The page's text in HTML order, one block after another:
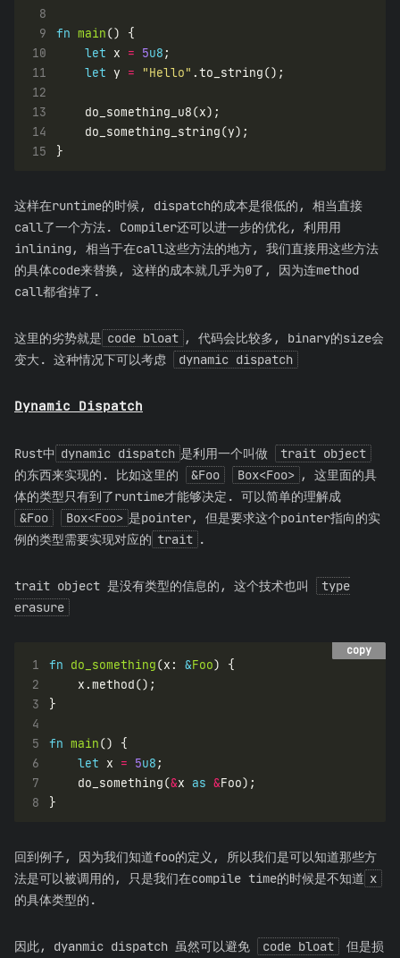
8
9
fn main
10
let x = 5u8
11
let y = "Hello"
12
13
14
15
这样在runtime的时候, dispatch的成本是很低的, 相当直接
call了一个方法. Compiler还可以进一步的优化, 利用用
inlining, 相当于在call这些方法的地方, 我们直接用这些方法
的具体code来替换, 这样的成本就几乎为0了, 因为连method
call都省掉了.
这里的劣势就是 code bloat , 代码会比较多, binary的size会
变大. 这种情况下可以考虑
dynamic dispatch
Dynamic Dispatch
Rust中 dynamic dispatch 是利用一个叫做
trait object
的东西来实现的. 比如这里的
&Foo Box<Foo> , 这里面的具
体的类型只有到了runtime才能够决定. 可以简单的理解成
&Foo
Box<Foo> 是pointer, 但是要求这个pointer指向的实
例的类型需要实现对应的 trait .
trait object 是没有类型的信息的, 这个技术也叫
type
erasure
copy
copy
1 fn do_something(x: &Foo
2
3
4
5
fn main
6
let x = 5u8
7
    do_something(
&x as &
8
回到例子, 因为我们知道foo的定义, 所以我们是可以知道那些方
法是可以被调用的, 只是我们在compile time的时候是不知道 x
的具体类型的.
因此, dyanmic dispatch 虽然可以避免 code bloat
但是损